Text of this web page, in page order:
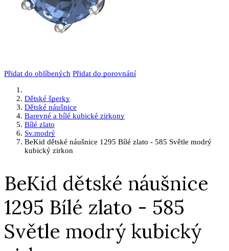
Přidat do oblíbených Přidat do porovnání
Dětské šperky
Dětské náušnice
Barevné a bílé kubické zirkony
Bílé zlato
Sv.modrý
BeKid dětské náušnice 1295 Bílé zlato - 585 Světle modrý
kubický zirkon
BeKid dětské náušnice
1295 Bílé zlato - 585
Světle modrý kubický